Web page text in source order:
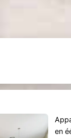
en